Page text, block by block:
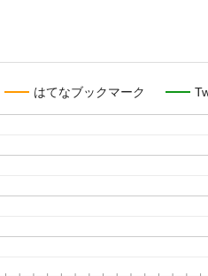
はてなブックマーク